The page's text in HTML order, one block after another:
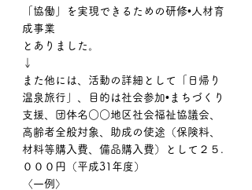
「協働」を実現できるための研修•人材育
成事業
とありました。
↓
また他には、活動の詳細として「日帰り
温泉旅行」、目的は社会参加•まちづくり
支援、団体名○○地区社会福祉協議会、
高齢者全般対象、助成の使途（保険料、
材料等購入費、備品購入費）として２５.
０００円（平成31年度）
〈一例〉